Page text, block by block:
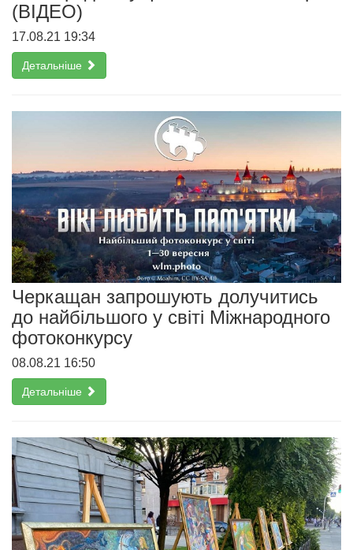
(ВІДЕО)
17.08.21 19:34
Детальніше
Черкащан запрошують долучитись
до найбільшого у світі Міжнародного
фотоконкурсу
08.08.21 16:50
Детальніше